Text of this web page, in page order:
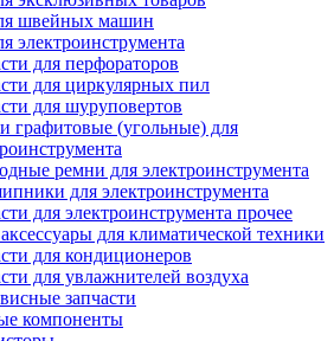
швейных машин
электроинструмента
для перфораторов
для циркулярных пил
для шуруповертов
графитовые (угольные) для
ремни для электроинструмента
для электроинструмента
для электроинструмента прочее
для климатической техники
для кондиционеров
для увлажнителей воздуха
запчасти
компоненты